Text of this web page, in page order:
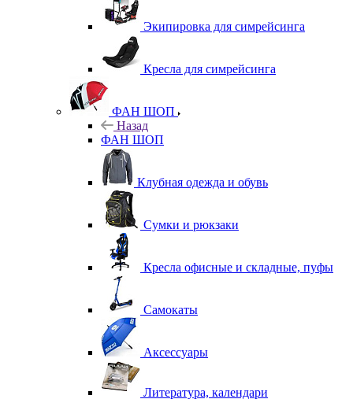
Экипировка для симрейсинга
Кресла для симрейсинга
ФАН ШОП
Назад
ФАН ШОП
Клубная одежда и обувь
Сумки и рюкзаки
Кресла офисные и складные, пуфы
Самокаты
Аксессуары
Литература, календари